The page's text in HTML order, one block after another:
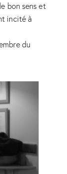
bon sens et
incité à
du